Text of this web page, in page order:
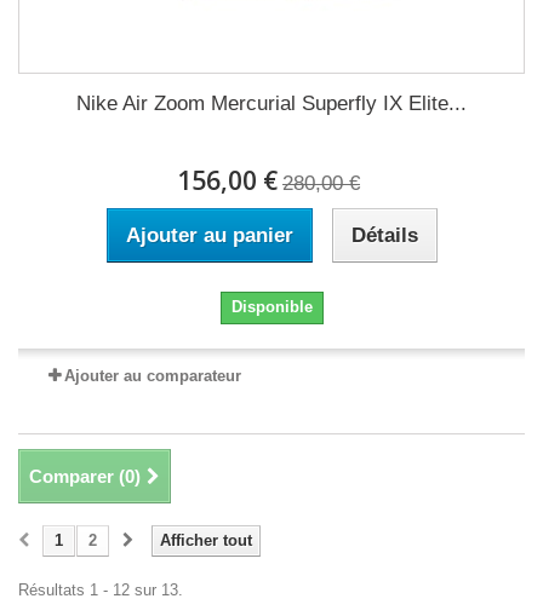
Nike Air Zoom Mercurial Superfly IX Elite...
156,00 € 280,00 €
Ajouter au panier Détails
Disponible
Ajouter au comparateur
Comparer (0)
Afficher tout
1 2
Résultats 1 - 12 sur 13.